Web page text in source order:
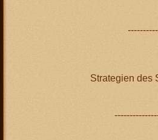
VII.
Strategien des